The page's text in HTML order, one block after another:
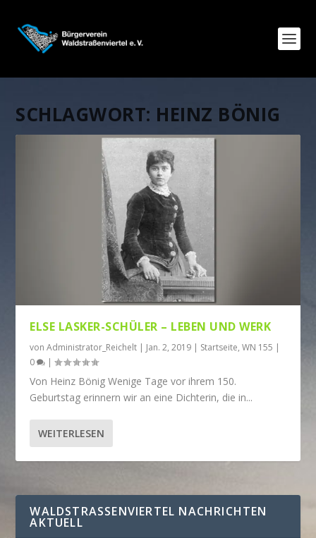
SCHLAGWORT: HEINZ BÖNIG
ELSE LASKER-SCHÜLER – LEBEN UND WERK
vonAdministrator_Reichelt | Jan. 2, 2019 | Startseite,WN 155 |
0
|
Von Heinz Bönig Wenige Tage vor ihrem 150.
Geburtstag erinnern wir an eine Dichterin, die in...
WEITERLESEN
WALDSTRASSENVIERTEL NACHRICHTEN A
KTUELL